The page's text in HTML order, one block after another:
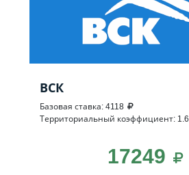
ВСК
Базовая ставка: 4118
Территориальный коэффициент: 1.6
17249